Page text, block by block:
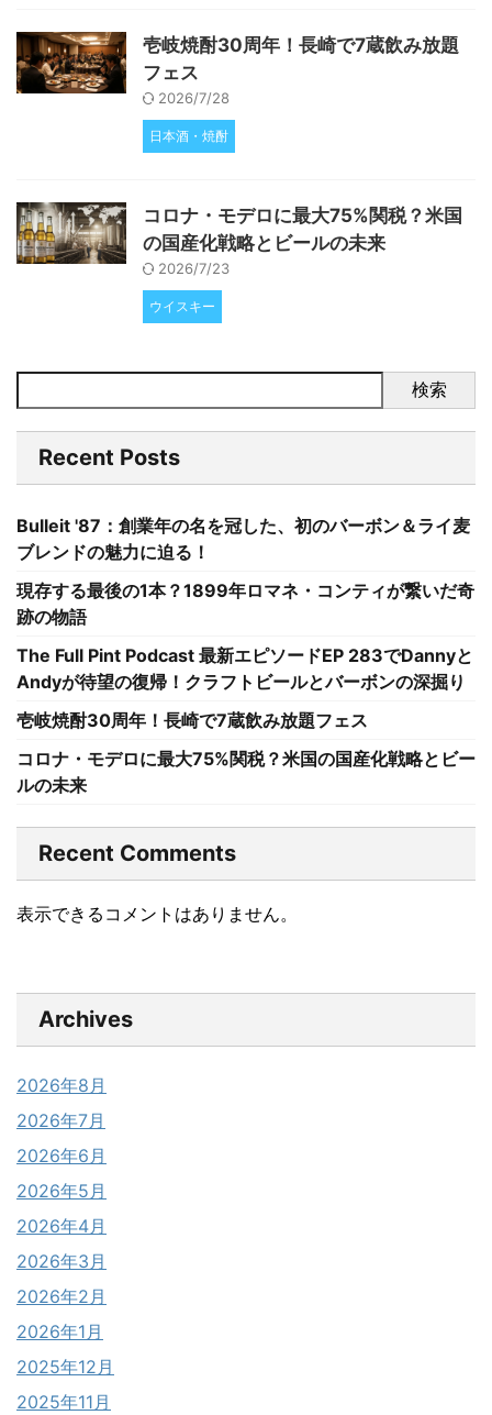
壱岐焼酎30周年！長崎で7蔵飲み放題
フェス
2026/7/28
日本酒・焼酎
コロナ・モデロに最大75%関税？米国
の国産化戦略とビールの未来
2026/7/23
ウイスキー
検索
Recent Posts
Bulleit '87：創業年の名を冠した、初のバーボン＆ライ麦
ブレンドの魅力に迫る！
現存する最後の1本？1899年ロマネ・コンティが繋いだ奇
跡の物語
The Full Pint Podcast 最新エピソードEP 283でDannyと
Andyが待望の復帰！クラフトビールとバーボンの深掘り
壱岐焼酎30周年！長崎で7蔵飲み放題フェス
コロナ・モデロに最大75%関税？米国の国産化戦略とビー
ルの未来
Recent Comments
表示できるコメントはありません。
Archives
2026年8月
2026年7月
2026年6月
2026年5月
2026年4月
2026年3月
2026年2月
2026年1月
2025年12月
2025年11月